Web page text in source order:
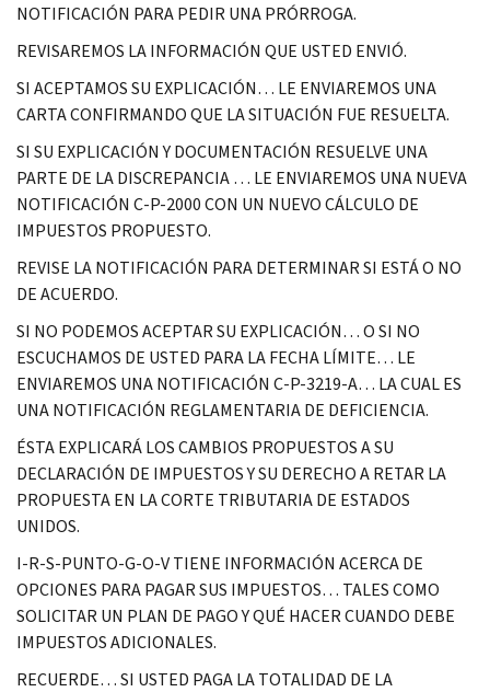
NOTIFICACIÓN PARA PEDIR UNA PRÓRROGA.
REVISAREMOS LA INFORMACIÓN QUE USTED ENVIÓ.
SI ACEPTAMOS SU EXPLICACIÓN… LE ENVIAREMOS UNA
CARTA CONFIRMANDO QUE LA SITUACIÓN FUE RESUELTA.
SI SU EXPLICACIÓN Y DOCUMENTACIÓN RESUELVE UNA
PARTE DE LA DISCREPANCIA … LE ENVIAREMOS UNA NUEVA
NOTIFICACIÓN C-P-2000 CON UN NUEVO CÁLCULO DE
IMPUESTOS PROPUESTO.
REVISE LA NOTIFICACIÓN PARA DETERMINAR SI ESTÁ O NO
DE ACUERDO.
SI NO PODEMOS ACEPTAR SU EXPLICACIÓN… O SI NO
ESCUCHAMOS DE USTED PARA LA FECHA LÍMITE… LE
ENVIAREMOS UNA NOTIFICACIÓN C-P-3219-A… LA CUAL ES
UNA NOTIFICACIÓN REGLAMENTARIA DE DEFICIENCIA.
ÉSTA EXPLICARÁ LOS CAMBIOS PROPUESTOS A SU
DECLARACIÓN DE IMPUESTOS Y SU DERECHO A RETAR LA
PROPUESTA EN LA CORTE TRIBUTARIA DE ESTADOS
UNIDOS.
I-R-S-PUNTO-G-O-V TIENE INFORMACIÓN ACERCA DE
OPCIONES PARA PAGAR SUS IMPUESTOS… TALES COMO
SOLICITAR UN PLAN DE PAGO Y QUÉ HACER CUANDO DEBE
IMPUESTOS ADICIONALES.
RECUERDE… SI USTED PAGA LA TOTALIDAD DE LA